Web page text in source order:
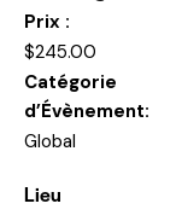
Prix :
$245.00
Catégorie
d’Évènement:
Global
Lieu